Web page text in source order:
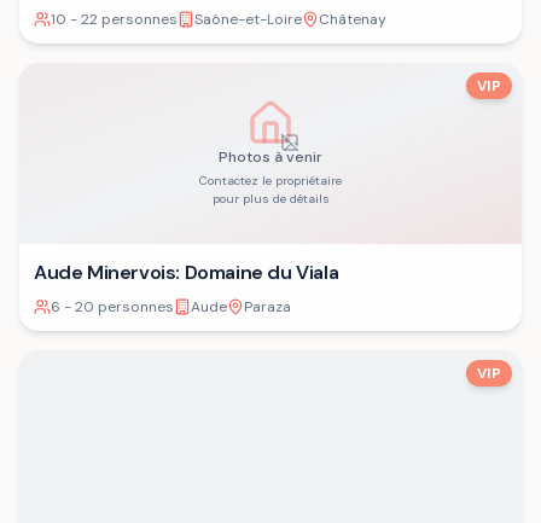
10 - 22 personnes
Saône-et-Loire Châtenay
Photos à venir
Contactez le propriétaire
pour plus de détails
VIP
Aude Minervois: Domaine du Viala
6 - 20 personnes Aude Paraza
VIP